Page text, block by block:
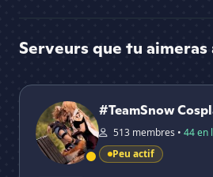
Serveurs que tu aimeras
#TeamSnow Cosplay Community
#TeamSnow
513 membres • 44 en
Peu actif